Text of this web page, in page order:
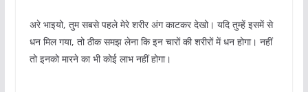
अरे भाइयो, तुम सबसे पहले मेरे शरीर अंग काटकर देखो। यदि तुम्हें इसमें से
धन मिल गया, तो ठीक समझ लेना कि इन चारों की शरीरों में धन होगा। नहीं
तो इनको मारने का भी कोई लाभ नहीं होगा।